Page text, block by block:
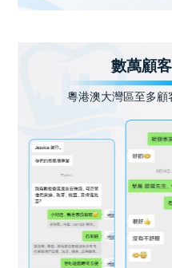
數萬顧
粵港澳大灣區至多